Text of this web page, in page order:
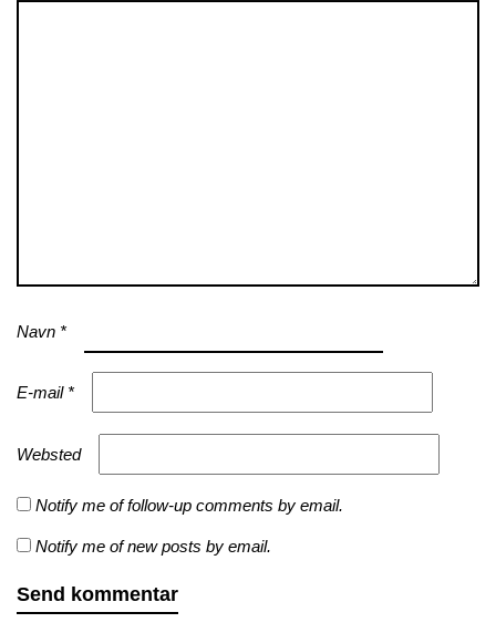
Navn *
E-mail *
Websted
Notify me of follow-up comments by email.
Notify me of new posts by email.